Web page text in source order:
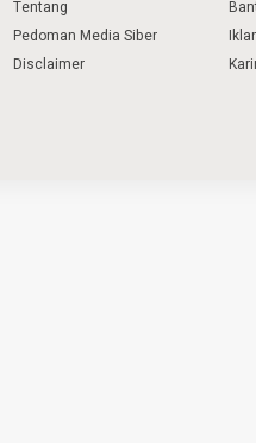
Tentang
Pedoman Media Siber
Disclaimer